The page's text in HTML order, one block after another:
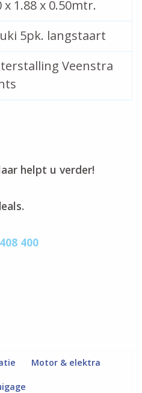
x 1.88 x 0.50mtr.
5pk. langstaart
Veenstra
helpt u verder!
400
Motor & elektra